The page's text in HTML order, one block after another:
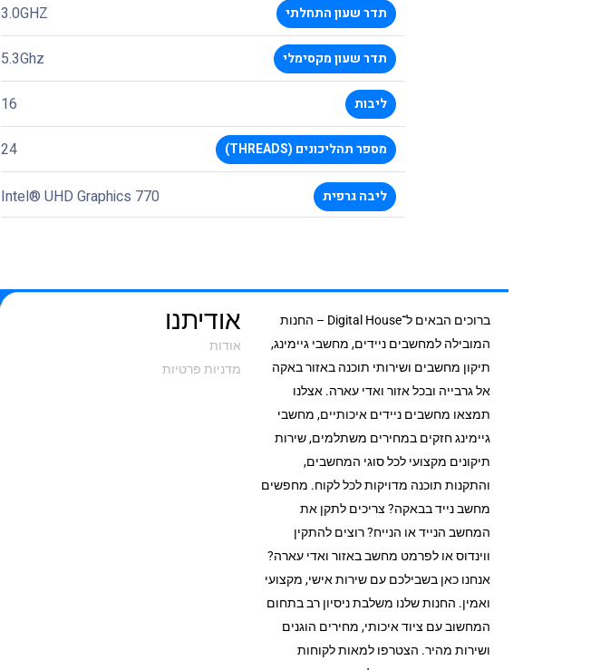
תדר שעון התחלתי 3.0GHZ
תדר שעון מקסימלי 5.3Ghz
ליבות 16
מספר תהליכונים (THREADS) 24
ליבה גרפית Intel® UHD Graphics 770
ברוכים הבאים ל־Digital House – החנות
המובילה למחשבים ניידים, מחשבי גיימינג,
תיקון מחשבים ושירותי תוכנה באזור באקה
אל גרבייה ובכל אזור ואדי עארה. אצלנו
תמצאו מחשבים ניידים איכותיים, מחשבי
גיימינג חזקים במחירים משתלמים, שירות
תיקונים מקצועי לכל סוגי המחשבים,
והתקנות תוכנה מדויקות לכל לקוח. מחפשים
מחשב נייד בבאקה? צריכים לתקן את
המחשב הנייד או הנייח? רוצים להתקין
ווינדוס או לפרמט מחשב באזור ואדי עארה?
אנחנו כאן בשבילכם עם שירות אישי, מקצועי
ואמין. החנות שלנו משלבת ניסיון רב בתחום
המחשוב עם ציוד איכותי, מחירים הוגנים
ושירות מהיר. הצטרפו למאות לקוחות
אודיתנו
אודות
מדניות פרטיות